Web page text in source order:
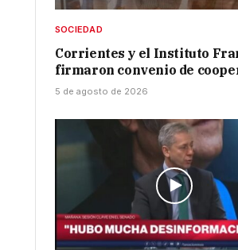
SOCIEDAD
Corrientes y el Instituto
firmaron convenio de
5 de agosto de 2026